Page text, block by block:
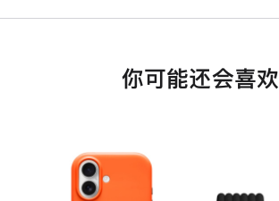
你可能还会喜欢